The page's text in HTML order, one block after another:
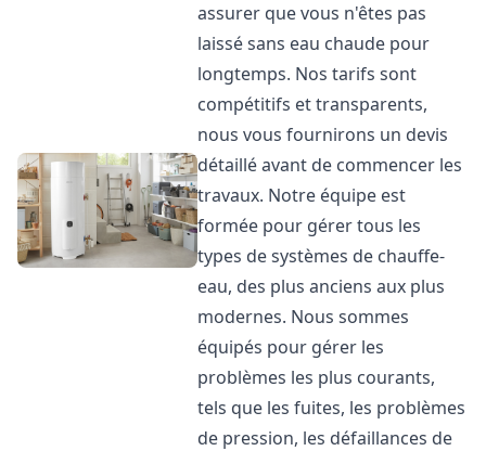
assurer que vous n'êtes pas
laissé sans eau chaude pour
longtemps. Nos tarifs sont
compétitifs et transparents,
nous vous fournirons un devis
détaillé avant de commencer les
travaux. Notre équipe est
formée pour gérer tous les
types de systèmes de chauffe-
eau, des plus anciens aux plus
modernes. Nous sommes
équipés pour gérer les
problèmes les plus courants,
tels que les fuites, les problèmes
de pression, les défaillances de